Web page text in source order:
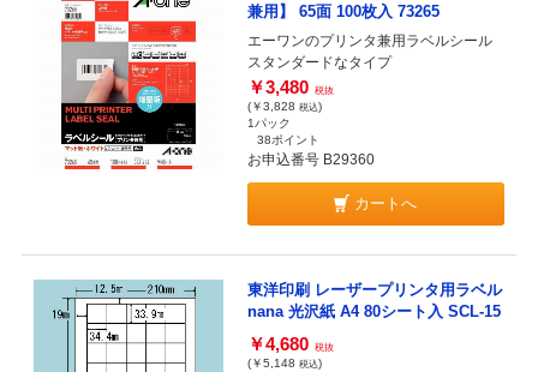
兼用】 65面 100枚入 73265
エーワンのプリンタ兼用ラベルシール
スタンダードなタイプ
￥3,480 税抜
(￥3,828 税込)
1パック
38ポイント
お申込番号 B29360
カートへ
東洋印刷 レーザープリンタ用ラベル
nana 光沢紙 A4 80シート入 SCL-15
￥4,680 税抜
(￥5,148 税込)